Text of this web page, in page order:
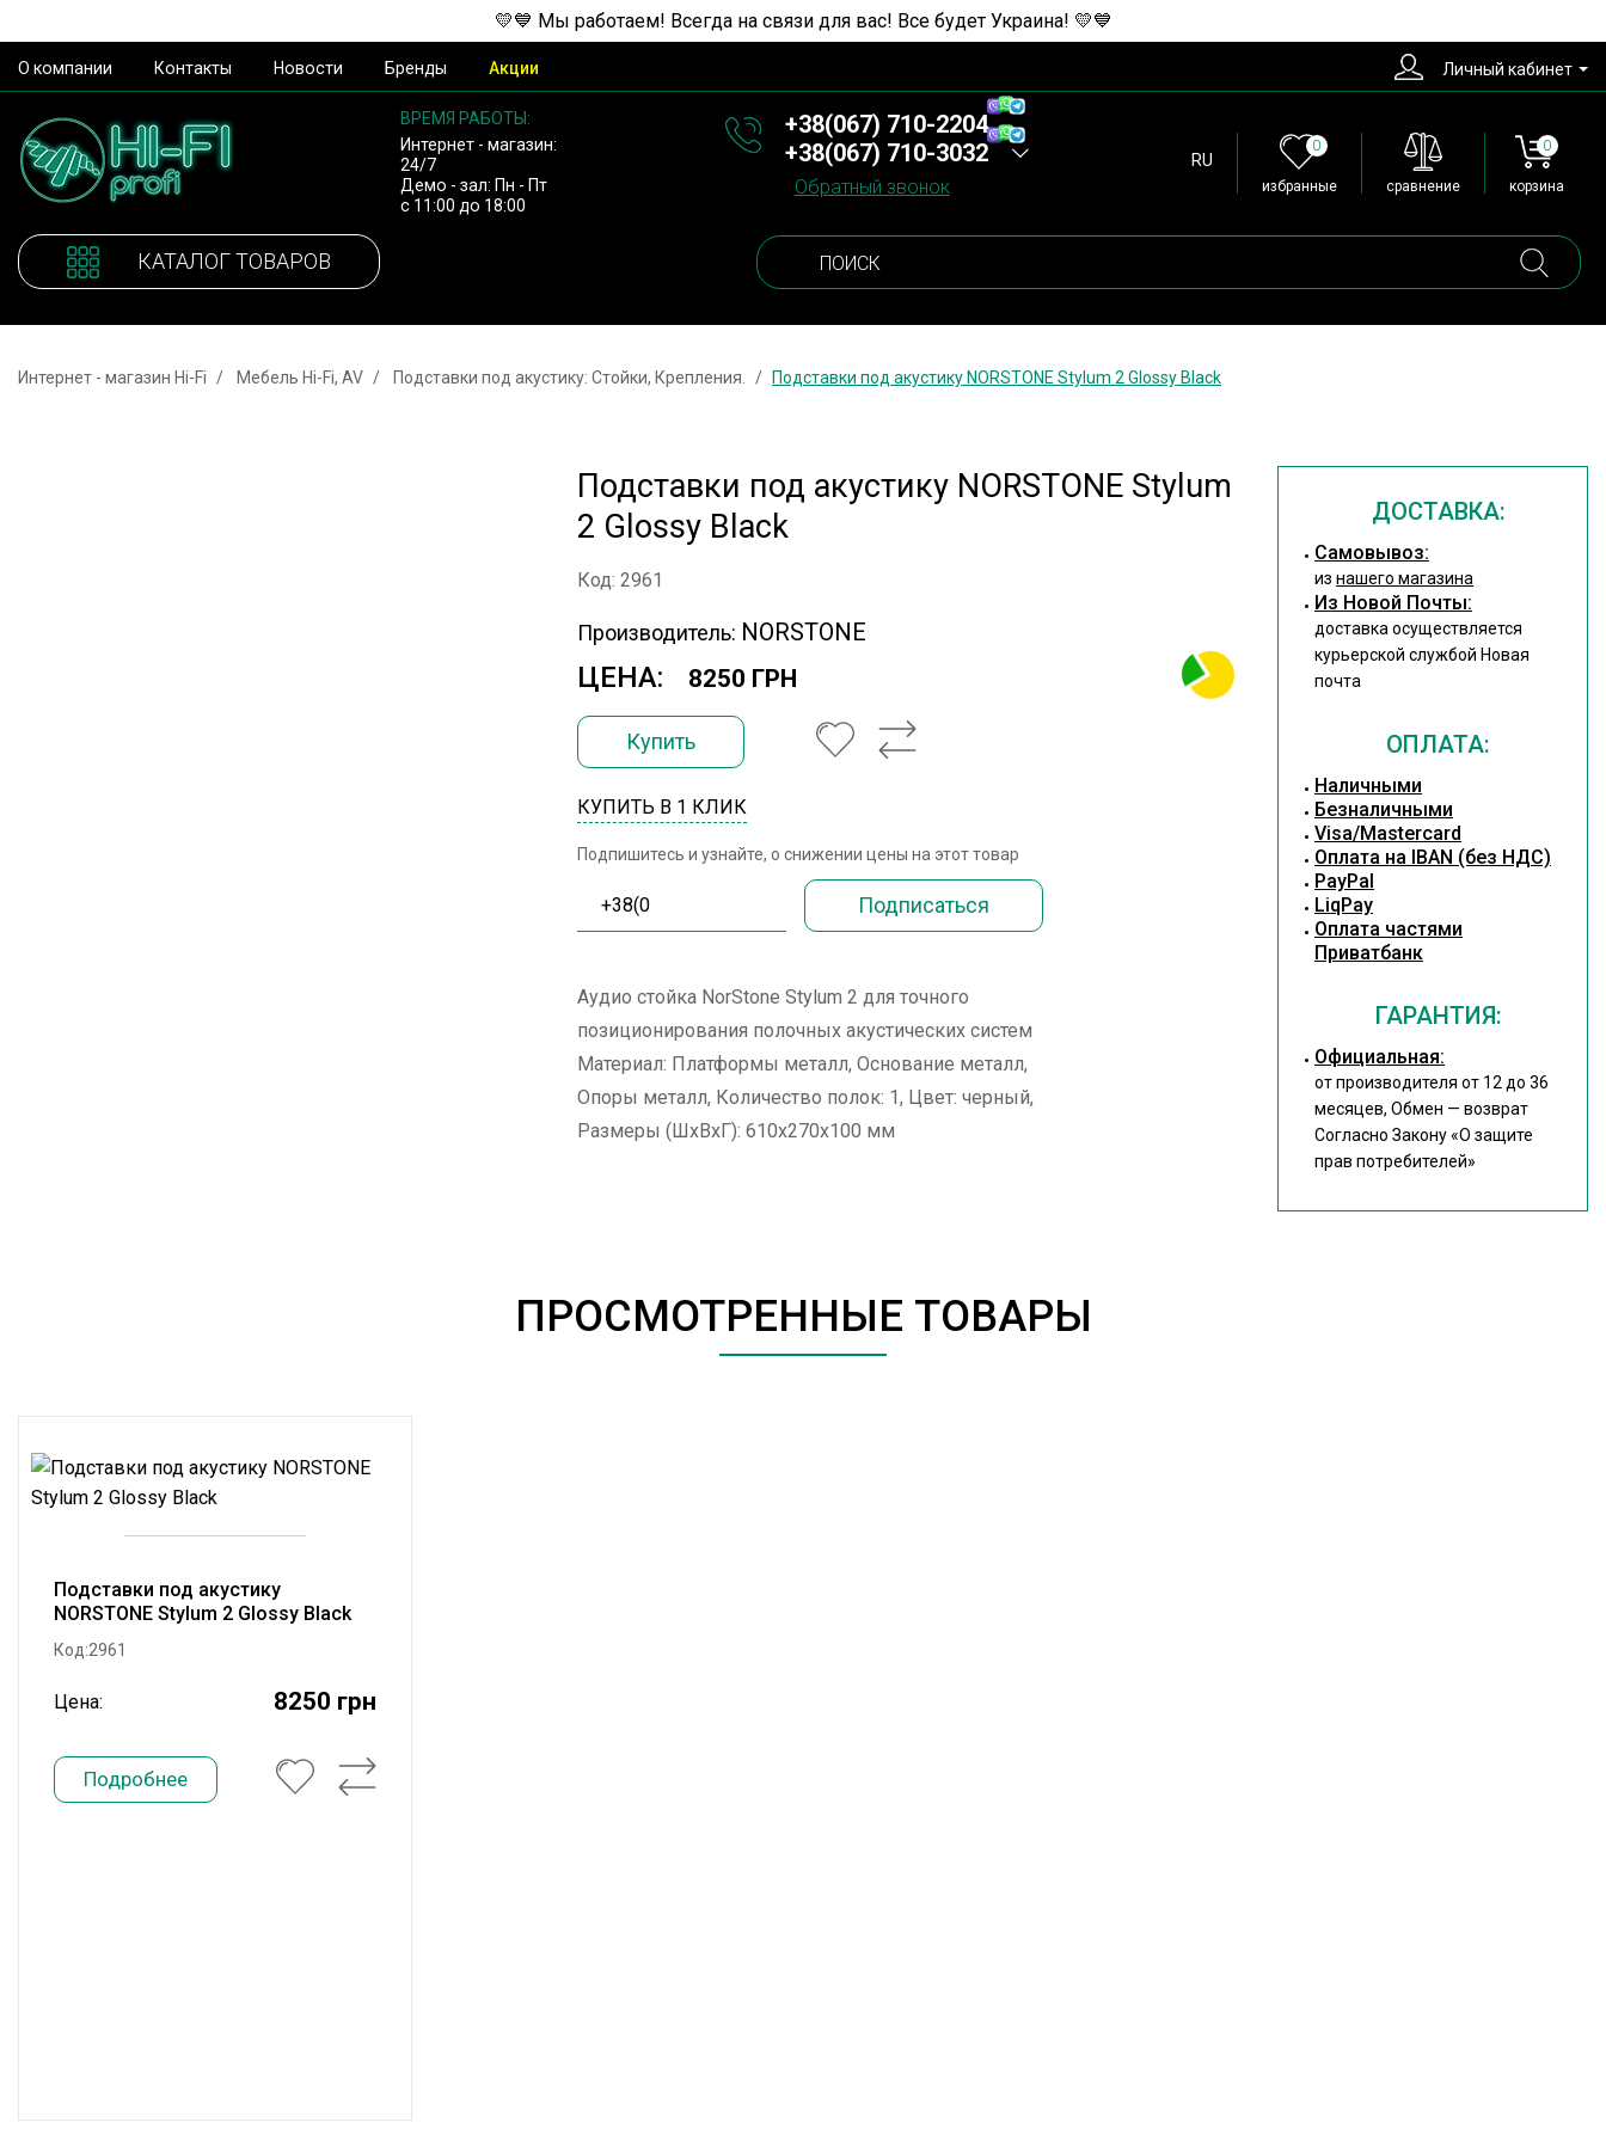
💛💙 Мы работаем! Всегда на связи для вас! Все будет Украина! 💛💙
О компании Контакты Новости Бренды Акции Личный кабинет
ВРЕМЯ РАБОТЫ:
Интернет - магазин:
24/7
Демо - зал: Пн - Пт
с 11:00 до 18:00
+38(067) 710-2204
+38(067) 710-3032
Обратный звонок
RU
0
избранные сравнение
0
корзина
КАТАЛОГ ТОВАРОВ
Интернет - магазин Hi-Fi Мебель Hi-Fi, AV Подставки под акустику: Стойки, Крепления. Подставки под акустику NORSTONE Stylum 2 Glossy Black
Подставки под акустику NORSTONE Stylum
2 Glossy Black
Код: 2961
Производитель: NORSTONE
ЦЕНА: 8250 ГРН
Купить
КУПИТЬ В 1 КЛИК
Подпишитесь и узнайте, о снижении цены на этот товар
Аудио стойка NorStone Stylum 2 для точного
позиционирования полочных акустических систем
Материал: Платформы металл, Основание металл,
Опоры металл, Количество полок: 1, Цвет: черный,
Размеры (ШxВxГ): 610x270x100 мм
ДОСТАВКА:
Cамовывоз:
из нашего магазина
Из Новой Почты:
доставка осуществляется
курьерской службой Новая
почта
ОПЛАТА:
Наличными
Безналичными
Visa/Mastercard
Оплата на IBAN (без НДС)
PayPal
LiqPay
Оплата частями
Приватбанк
ГАРАНТИЯ:
Официальная:
от производителя от 12 до 36
месяцев, Обмен — возврат
Согласно Закону«О защите
прав потребителей»
ПРОСМОТРЕННЫЕ ТОВАРЫ
Подставки под акустику
NORSTONE Stylum 2 Glossy Black
Код:2961
Цена: 8250 грн
Подробнее